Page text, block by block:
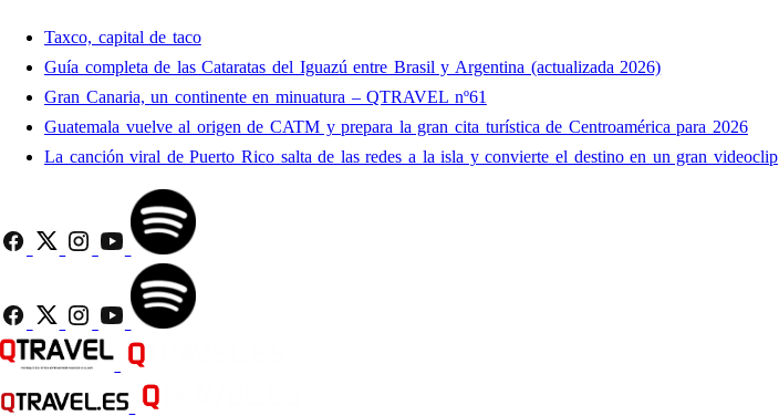
Taxco, capital de taco
Guía completa de las Cataratas del Iguazú entre Brasil y Argentina (actualizada 2026)
Gran Canaria, un continente en minuatura – QTRAVEL nº61
Guatemala vuelve al origen de CATM y prepara la gran cita turística de Centroamérica para 2026
La canción viral de Puerto Rico salta de las redes a la isla y convierte el destino en un gran videoclip